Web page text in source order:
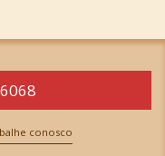
conosco